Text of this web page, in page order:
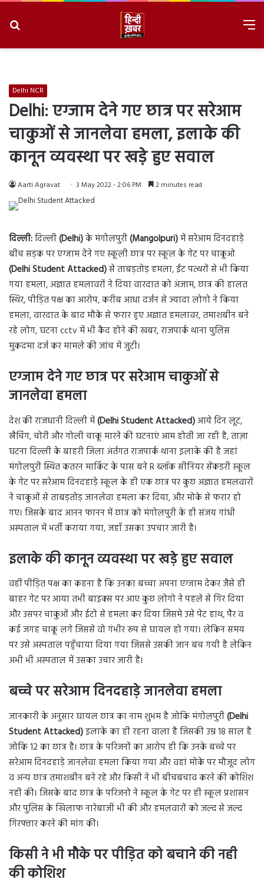
Delhi NCR
Delhi: एग्जाम देने गए छात्र पर सरेआम
चाकुओं से जानलेवा हमला, इलाके की
कानून व्यवस्था पर खड़े हुए सवाल
Aarti Agravat 3 May 2022 - 2:06 PM 2 minutes read
दिल्ली:दिल्ली(Delhi)के मंगोलपुरी(Mangolpuri)में सरेआम दिनदहाड़े
बीच सड़क पर एग्जाम देने गए स्कूली छात्र पर स्कूल के गेट पर चाकूओ
(Delhi Student Attacked)से ताबड़तोड़ हमला, ईंट पत्थरों से भी किया
गया हमला, अज्ञात हमलावरों ने दिया वारदात को अंजाम, छात्र की हालत
स्थिर, पीड़ित पक्ष का आरोप, करीब आधा दर्जन से ज्यादा लोगो ने किया
हमला, वारदात के बाद मौके से फरार हुए अज्ञात हमलावर, तमाशबीन बने
रहे लोग, घटना cctv में भी कैद होने की खबर, राजपार्क थाना पुलिस
मुकदमा दर्ज कर मामले की जांच में जुटी।
एग्जाम देने गए छात्र पर सरेआम चाकुओं से
जानलेवा हमला
देश की राजधानी दिल्ली में(Delhi Student Attacked)आये दिन लूट,
स्नैचिंग, चोरी और गोली चाकू मारने की घटनाएं आम होती जा रही है, ताज़ा
घटना दिल्ली के बाहरी जिला अंर्तगत राजपार्क थाना इलाके की है जहां
मंगोलपुरी स्थित कतरन मार्किट के पास बने R ब्लॉक सीनियर सेंकडरी स्कूल
के गेट पर सरेआम दिनदहाड़े स्कूल के ही एक छात्र पर कुछ अज्ञात हमलवारों
ने चाकुओं से ताबड़तोड़ जानलेवा हमला कर दिया, और मोके से फरार हो
गए। जिसके बाद आनन फानन में छात्र को मंगोलपुरी के ही संजय गांधी
अस्पताल में भर्ती कराया गया, जहाँ उसका उपचार जारी है।
इलाके की कानून व्यवस्था पर खड़े हुए सवाल
वहीं पीड़ित पक्ष का कहना है कि उनका बच्चा अपना एग्जाम देकर जैसे ही
बाहर गेट पर आया तभी बाइक्स पर आए कुछ लोगो ने पहले से गिर दिया
और उसपर चाकुओं और ईटो से हमला कर दिया जिसमे उसे पेट हाथ, पैर व
कई जगह चाकू लगे जिससे वो गंभीर रूप से घायल हो गया। लेकिन समय
पर उसे अस्पताल पहुँचाया दिया गया जिससे उसकी जान बच गयी है लेकिन
अभी भी अस्पताल में उसका उचार जारी है।
बच्चे पर सरेआम दिनदहाड़े जानलेवा हमला
जानकारी के अनुसार घायल छात्र का नाम शुभम है जोकि मंगोलपुरी(Delhi
Student Attacked)इलाके का ही रहना वाला है जिसकी उम्र 18 साल है
जोकि 12 का छात्र है। छात्र के परिजनों का आरोप ही कि उनके बच्चे पर
सरेआम दिनदहाड़े जानलेवा हमला किया गया और वहां मोके पर मौजूद लोग
व अन्य छात्र तमाशबीन बने रहे और किसी ने भी बीचबचाव करने की कोशिश
नही की। जिसके बाद छात्र के परिजनो ने स्कूल के गेट पर ही स्कूल प्रशासन
और पुलिस के खिलाफ नारेबाजी भी की और हमलवारों को जल्द से जल्द
गिरफ्तार करने की मांग की।
किसी ने भी मौके पर पीड़ित को बचाने की नही
की कोशिश